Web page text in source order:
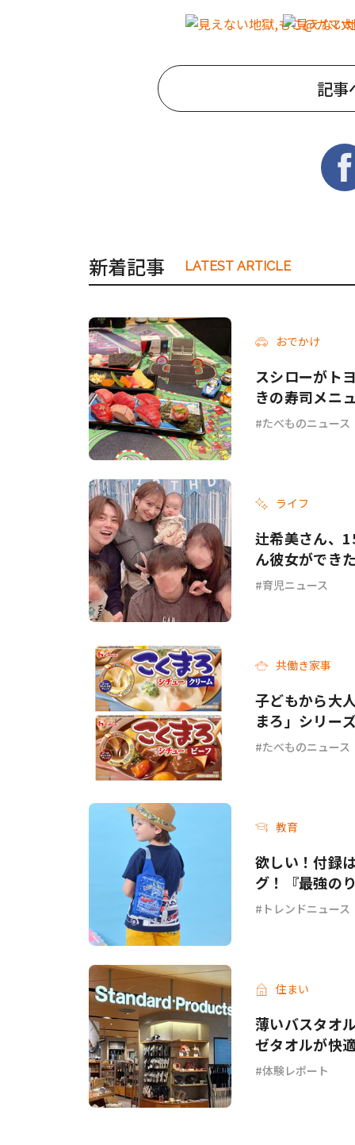
記事
新着記事 LATEST ARTICLE
おでかけ
スシローがト
きの寿司メニ
たべものニュース
ライフ
辻希美さん、
ん彼女ができ
育児ニュース
共働き家事
子どもから大
まろ」シリー
ーフ＞が新発
たべものニュース
教育
欲しい！付録
グ！『最強の
トレンドニュース
住まい
薄いバスタオ
ゼタオルが快
体験レポート